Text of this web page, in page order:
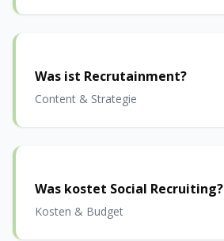
Was ist Recrutainment?
Content & Strategie
Was kostet Social Recruiting?
Kosten & Budget